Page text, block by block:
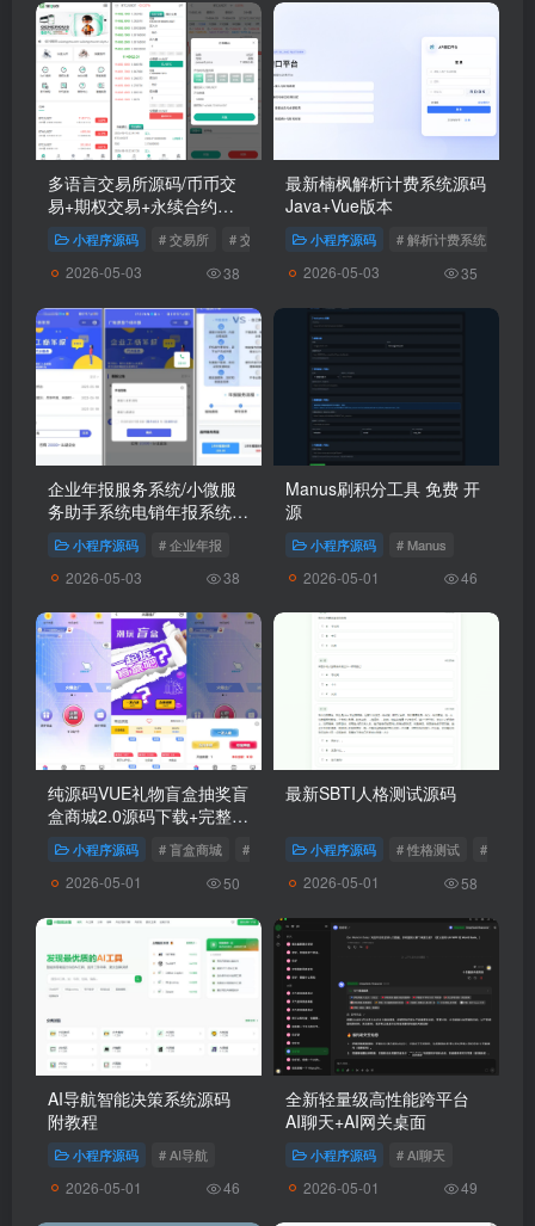
多语言交易所源码/币币交
易+期权交易+永续合约
+Defi借贷+新币申购+矿机
理财/前端uniapp纯源码+后
端php
小程序源码 # 交易所 # 交易所系统 # 理财源码
2026-05-03 38
最新楠枫解析计费系统源码
Java+Vue版本
小程序源码 # 解析计费系统
2026-05-03 35
企业年报服务系统/小微服
务助手系统电销年报系统企
业年审企业申请管理
小程序源码 # 企业年报
2026-05-03 38
Manus刷积分工具 免费 开
源
小程序源码 # Manus
2026-05-01 46
纯源码VUE礼物盲盒抽奖盲
盒商城2.0源码下载+完整视
频教程
小程序源码 # 盲盒商城 # 抽奖盲盒 # 盲盒抽奖系统
2026-05-01 50
最新SBTI人格测试源码
小程序源码 # 性格测试 # SBTI
2026-05-01 58
AI导航智能决策系统源码
附教程
小程序源码 # AI导航
2026-05-01 46
全新轻量级高性能跨平台
AI聊天+AI网关桌面
小程序源码 # AI聊天
2026-05-01 49